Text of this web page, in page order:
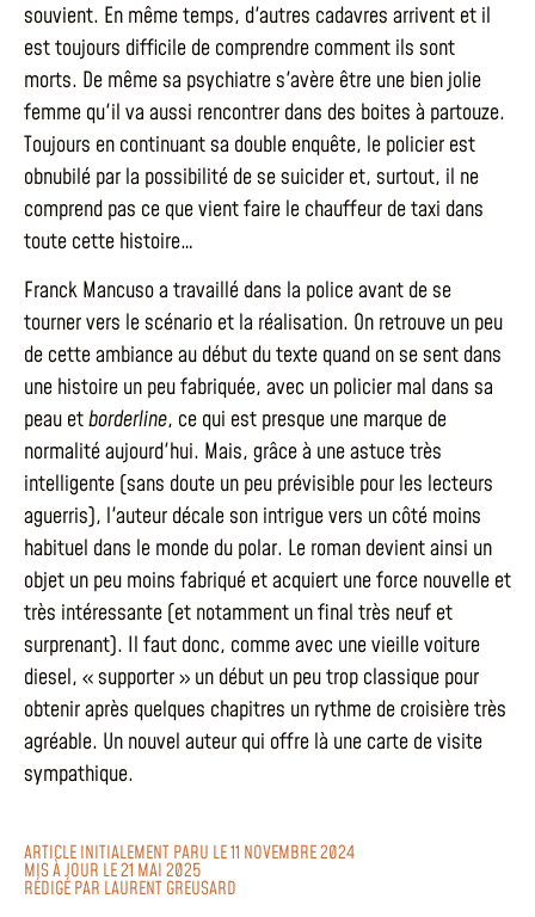
souvient. En même temps, d'autres cadavres arrivent et il
est toujours difficile de comprendre comment ils sont
morts. De même sa psychiatre s'avère être une bien jolie
femme qu'il va aussi rencontrer dans des boites à partouze.
Toujours en continuant sa double enquête, le policier est
obnubilé par la possibilité de se suicider et, surtout, il ne
comprend pas ce que vient faire le chauffeur de taxi dans
toute cette histoire…
Franck Mancuso a travaillé dans la police avant de se
tourner vers le scénario et la réalisation. On retrouve un peu
de cette ambiance au début du texte quand on se sent dans
une histoire un peu fabriquée, avec un policier mal dans sa
peau etborderline, ce qui est presque une marque de
normalité aujourd'hui. Mais, grâce à une astuce très
intelligente (sans doute un peu prévisible pour les lecteurs
aguerris), l'auteur décale son intrigue vers un côté moins
habituel dans le monde du polar. Le roman devient ainsi un
objet un peu moins fabriqué et acquiert une force nouvelle et
très intéressante (et notamment un final très neuf et
surprenant). Il faut donc, comme avec une vieille voiture
diesel, « supporter » un début un peu trop classique pour
obtenir après quelques chapitres un rythme de croisière très
agréable. Un nouvel auteur qui offre là une carte de visite
sympathique.
ARTICLE INITIALEMENT PARU LE 11 NOVEMBRE 2024
MIS À JOUR LE 21 MAI 2025
RÉDIGÉ PAR LAURENT GREUSARD